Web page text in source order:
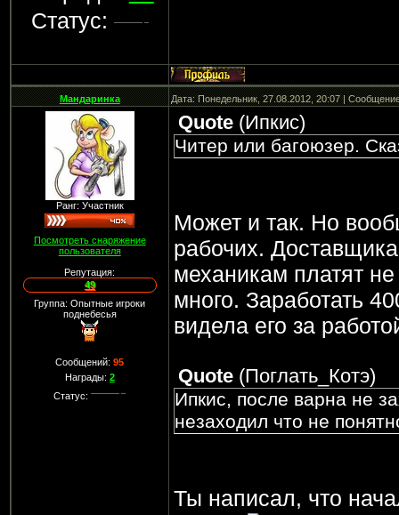
Статус:
Мандаринка Дата: Понедельник, 27.08.2012, 20:07 |
Ранг: Участник
Посмотреть снаряжение
пользователя
Репутация:
49
Группа: Опытные игроки
поднебесья
Сообщений:95
Награды: 2
Статус:
Quote(Ипкис)
Читер или багоюзер.
Может и так. Но
рабочих.
механикам платят
много. Заработать
видела его за
Quote(Поглать_Котэ)
Ипкис, после варна не
незаходил что не
Ты написал, что